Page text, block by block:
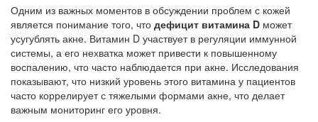
Одним из важных моментов в обсуждении проблем с кожей
является понимание того, что дефицит витамина D может
усугублять акне. Витамин D участвует в регуляции иммунной
системы, а его нехватка может привести к повышенному
воспалению, что часто наблюдается при акне. Исследования
показывают, что низкий уровень этого витамина у пациентов
часто коррелирует с тяжелыми формами акне, что делает
важным мониторинг его уровня.